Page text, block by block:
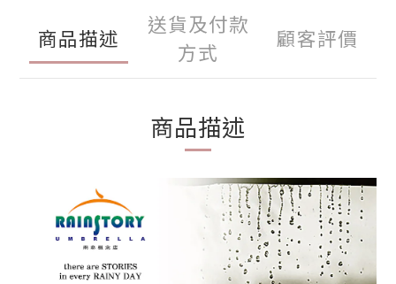
商品描述
送貨及付款
方式
顧客評價
商品描述